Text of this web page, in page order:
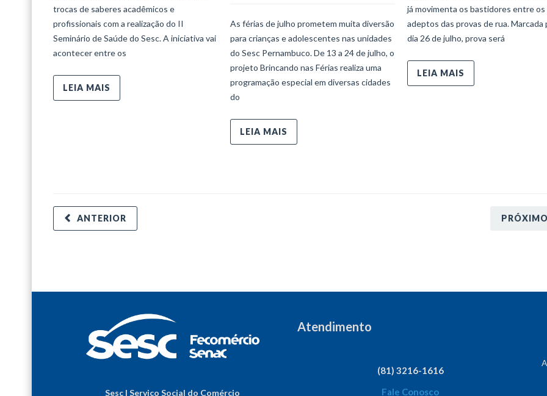
trocas de saberes acadêmicos e
profissionais com a realização do II
Seminário de Saúde do Sesc. A iniciativa vai
acontecer entre os
LEIA MAIS
As férias de julho prometem muita diversão
para crianças e adolescentes nas unidades
do Sesc Pernambuco. De 13 a 24 de julho, o
projeto Brincando nas Férias realiza uma
programação especial em diversas cidades
do
LEIA MAIS
já movimenta os bastidores entre os
adeptos das provas de rua. Marcada
dia 26 de julho, prova será
LEIA MAIS
PRÓXIMO
ANTERIOR
Sesc | Serviço Social do Comércio
Atendimento
(81) 3216-1616
Fale Conosco